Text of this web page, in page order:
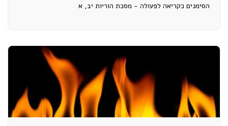
הסימנים כקריאה לפעולה - מסכת הוריות יב, א